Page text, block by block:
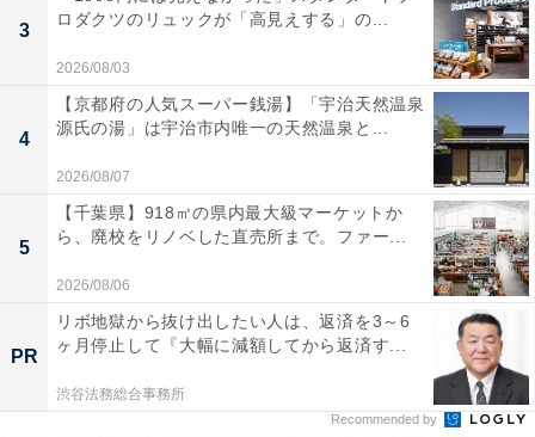
3
ロダクツのリュックが「高見えする」の...
2026/08/03
4
【京都府の人気スーパー銭湯】「宇治天然温泉
源氏の湯」は宇治市内唯一の天然温泉と...
2026/08/07
5
【千葉県】918㎡の県内最大級マーケットか
ら、廃校をリノベした直売所まで。ファー...
2026/08/06
PR
リボ地獄から抜け出したい人は、返済を3～6
ヶ月停止して『大幅に減額してから返済す...
渋谷法務総合事務所
Recommended by